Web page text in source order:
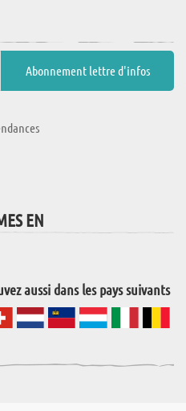
EN
aussi dans les pays suivants